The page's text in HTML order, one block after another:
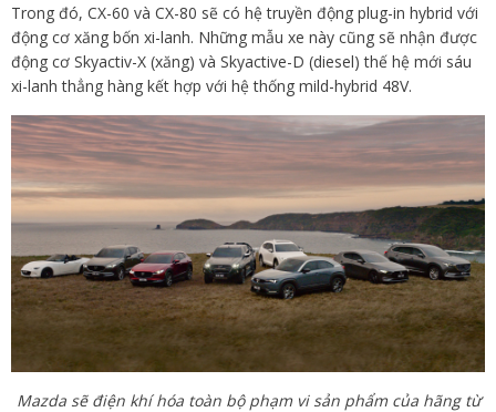
Trong đó, CX-60 và CX-80 sẽ có hệ truyền động plug-in hybrid với
động cơ xăng bốn xi-lanh. Những mẫu xe này cũng sẽ nhận được
động cơ Skyactiv-X (xăng) và Skyactive-D (diesel) thế hệ mới sáu
xi-lanh thẳng hàng kết hợp với hệ thống mild-hybrid 48V.
Mazda sẽ điện khí hóa toàn bộ phạm vi sản phẩm của hãng từ